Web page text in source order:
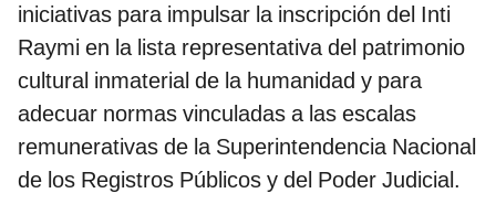
iniciativas para impulsar la inscripción del Inti
Raymi en la lista representativa del patrimonio
cultural inmaterial de la humanidad y para
adecuar normas vinculadas a las escalas
remunerativas de la Superintendencia Nacional
de los Registros Públicos y del Poder Judicial.